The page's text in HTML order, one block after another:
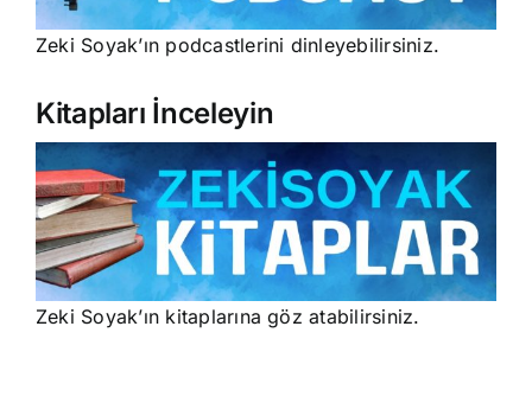
Zeki Soyak’ın podcastlerini dinleyebilirsiniz.
Kitapları İnceleyin
Zeki Soyak’ın kitaplarına göz atabilirsiniz.